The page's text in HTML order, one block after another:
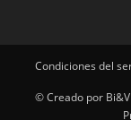
Condiciones del
© Creado por